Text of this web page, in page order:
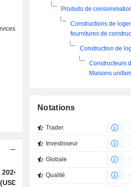
2024
(USD)
2025
Produits de
Constructions de
fournitures de
Construction de
Constructeurs
Maisons
Notations
Trader
Investisseur
Globale
Qualité